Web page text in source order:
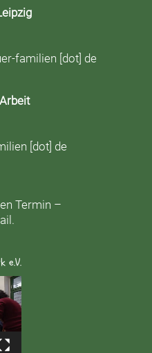
familien [dot] de
[dot] de
Termin –
e.V.